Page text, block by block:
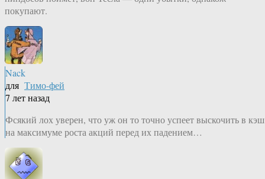
покупают.
Nack
для Тимо-фей
7 лет назад
Фсякий лох уверен, что уж он то точно успеет выскочить в кэш
на максимуме роста акций перед их падением…